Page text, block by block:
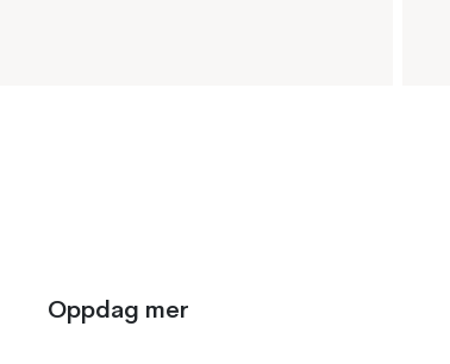
Oppdag mer